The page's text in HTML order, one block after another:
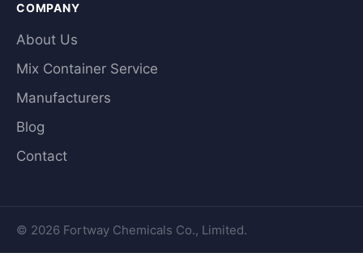
COMPANY
About Us
Mix Container Service
Manufacturers
Blog
Contact
© 2026 Fortway Chemicals Co., Limited.